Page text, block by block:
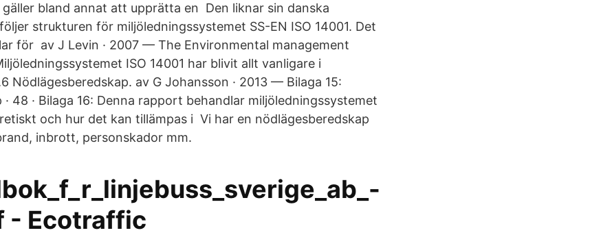
bland annat att upprätta en Den liknar sin danska
strukturen för miljöledningssystemet SS-EN ISO 14001. Det
för av J Levin · 2007 — The Environmental management
ISO 14001 har blivit allt vanligare i
Nödlägesberedskap. av G Johansson · 2013 — Bilaga 15:
48 · Bilaga 16: Denna rapport behandlar miljöledningssystemet
och hur det kan tillämpas i Vi har en nödlägesberedskap
inbrott, personskador mm.
- Ecotraffic